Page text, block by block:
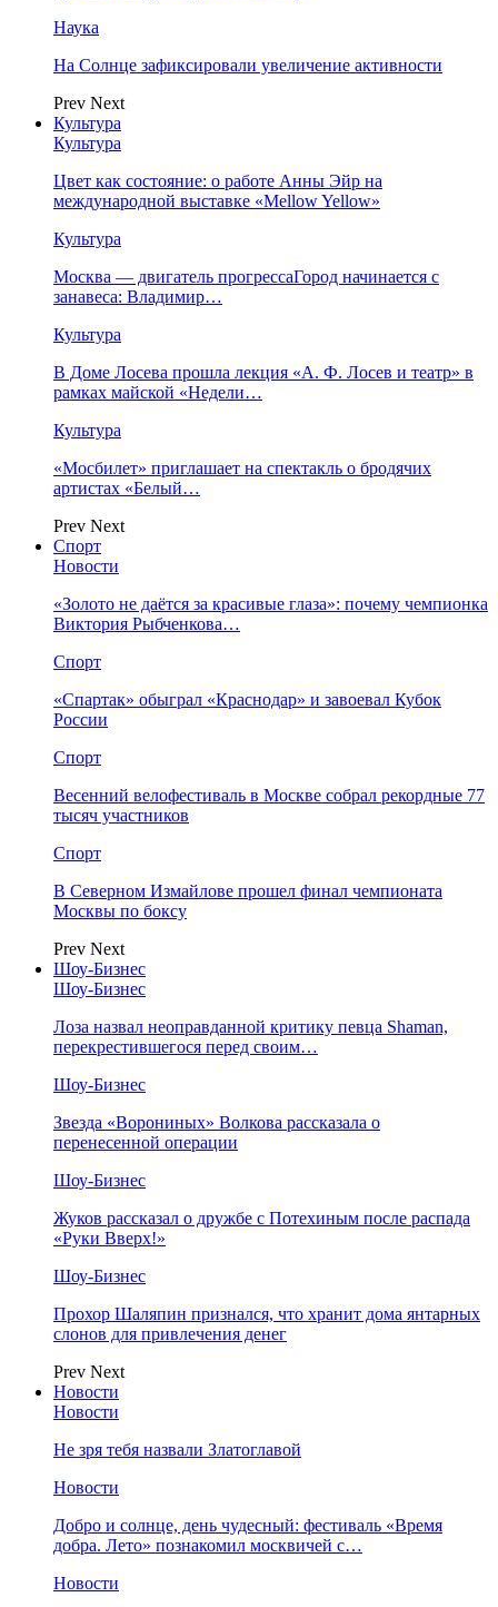
Наука
На Солнце зафиксировали увеличение активности
Prev Next
Культура
Культура
Цвет как состояние: о работе Анны Эйр на
международной выставке «Mellow Yellow»
Культура
Москва — двигатель прогрессаГород начинается с
занавеса: Владимир…
Культура
В Доме Лосева прошла лекция «А. Ф. Лосев и театр» в
рамках майской «Недели…
Культура
«Мосбилет» приглашает на спектакль о бродячих
артистах «Белый…
Prev Next
Спорт
Новости
«Золото не даётся за красивые глаза»: почему чемпионка
Виктория Рыбченкова…
Спорт
«Спартак» обыграл «Краснодар» и завоевал Кубок
России
Спорт
Весенний велофестиваль в Москве собрал рекордные 77
тысяч участников
Спорт
В Северном Измайлове прошел финал чемпионата
Москвы по боксу
Prev Next
Шоу-Бизнес
Шоу-Бизнес
Лоза назвал неоправданной критику певца Shaman,
перекрестившегося перед своим…
Шоу-Бизнес
Звезда «Ворониных» Волкова рассказала о
перенесенной операции
Шоу-Бизнес
Жуков рассказал о дружбе с Потехиным после распада
«Руки Вверх!»
Шоу-Бизнес
Прохор Шаляпин признался, что хранит дома янтарных
слонов для привлечения денег
Prev Next
Новости
Новости
Не зря тебя назвали Златоглавой
Новости
Добро и солнце, день чудесный: фестиваль «Время
добра. Лето» познакомил москвичей с…
Новости